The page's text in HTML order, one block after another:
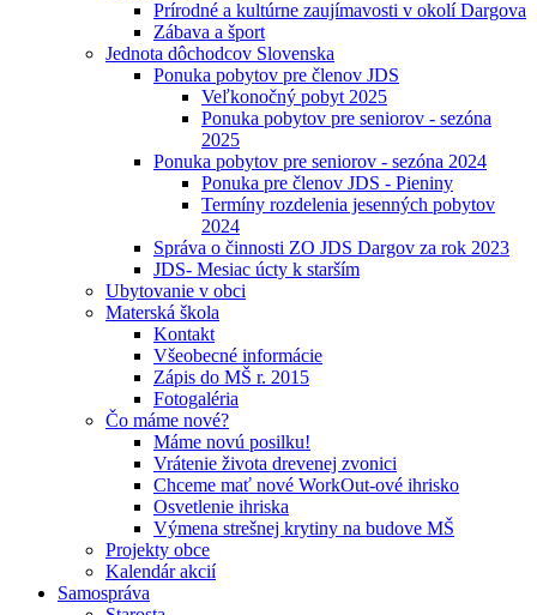
Prírodné a kultúrne zaujímavosti v okolí Dargova
Zábava a šport
Jednota dôchodcov Slovenska
Ponuka pobytov pre členov JDS
Veľkonočný pobyt 2025
Ponuka pobytov pre seniorov - sezóna
2025
Ponuka pobytov pre seniorov - sezóna 2024
Ponuka pre členov JDS - Pieniny
Termíny rozdelenia jesenných pobytov
2024
Správa o činnosti ZO JDS Dargov za rok 2023
JDS- Mesiac úcty k starším
Ubytovanie v obci
Materská škola
Kontakt
Všeobecné informácie
Zápis do MŠ r. 2015
Fotogaléria
Čo máme nové?
Máme novú posilku!
Vrátenie života drevenej zvonici
Chceme mať nové WorkOut-ové ihrisko
Osvetlenie ihriska
Výmena strešnej krytiny na budove MŠ
Projekty obce
Kalendár akcií
Samospráva